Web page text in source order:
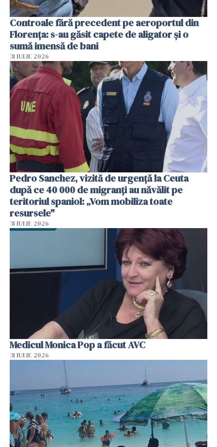
Controale fără precedent pe aeroportul din
Florența: s-au găsit capete de aligator și o
sumă imensă de bani
31 IULIE 2026
Pedro Sanchez, vizită de urgență la Ceuta
după ce 40 000 de migranți au năvălit pe
teritoriul spaniol: „Vom mobiliza toate
resursele"
31 IULIE 2026
Medicul Monica Pop a făcut AVC
31 IULIE 2026